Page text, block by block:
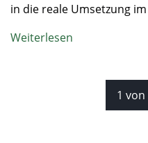
in die reale Umsetzung
Weiterlesen
1 von